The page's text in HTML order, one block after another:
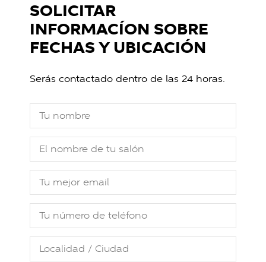
SOLICITAR
INFORMACÍON SOBRE
FECHAS Y UBICACIÓN
Serás contactado dentro de las 24 horas.